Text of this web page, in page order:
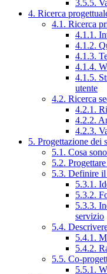
3.5.5.
4. Ricerca
4.1. Ricerca
4.1.1.
4.1.2.
4.1.3.
4.1.4.
4.1.5.
utente
4.2. Ricerca
4.2.1.
4.2.2.
4.2.3.
5. Progettazione dei
5.1. Cosa
5.2.
5.3. Definire
5.3.1.
5.3.2.
5.3.3.
servizio
5.4.
5.4.1.
5.4.2.
5.5. Co-
5.5.1.